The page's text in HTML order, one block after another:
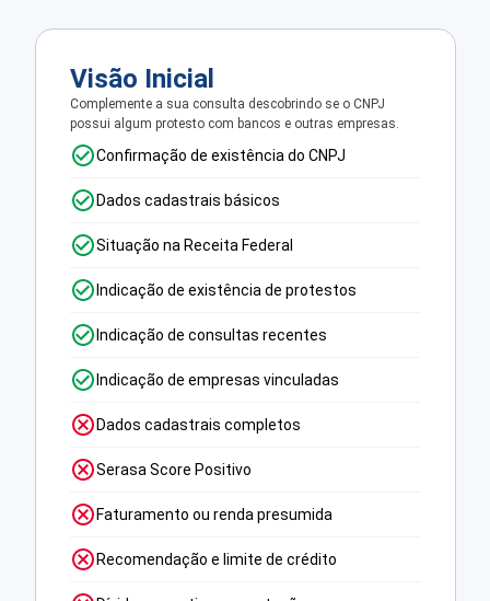
Visão Inicial
Complemente a sua consulta descobrindo se o CNPJ
possui algum protesto com bancos e outras empresas.
Confirmação de existência do CNPJ
Dados cadastrais básicos
Situação na Receita Federal
Indicação de existência de protestos
Indicação de consultas recentes
Indicação de empresas vinculadas
Dados cadastrais completos
Serasa Score Positivo
Faturamento ou renda presumida
Recomendação e limite de crédito